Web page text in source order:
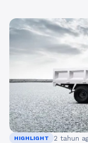
HIGHLIGHT 2 tahun